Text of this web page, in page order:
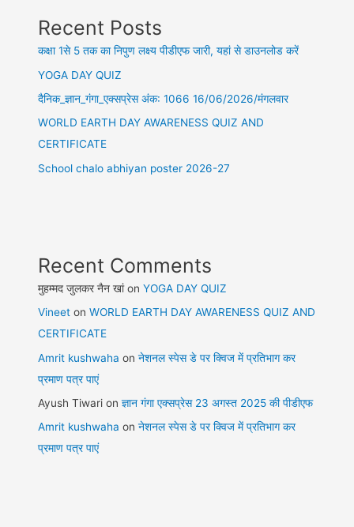
Recent Posts
कक्षा 1से 5 तक का निपुण लक्ष्य पीडीएफ जारी, यहां से डाउनलोड करें
YOGA DAY QUIZ
दैनिक_ज्ञान_गंगा_एक्सप्रेस अंक: 1066 16/06/2026/मंगलवार
WORLD EARTH DAY AWARENESS QUIZ AND
CERTIFICATE
School chalo abhiyan poster 2026-27
Recent Comments
मुहम्मद जुलकर नैन खांonYOGA DAY QUIZ
Vineet onWORLD EARTH DAY AWARENESS QUIZ AND
CERTIFICATE
Amrit kushwaha onनेशनल स्पेस डे पर क्विज में प्रतिभाग कर
प्रमाण पत्र पाएं
Ayush Tiwari onज्ञान गंगा एक्सप्रेस 23 अगस्त 2025 की पीडीएफ
Amrit kushwaha onनेशनल स्पेस डे पर क्विज में प्रतिभाग कर
प्रमाण पत्र पाएं